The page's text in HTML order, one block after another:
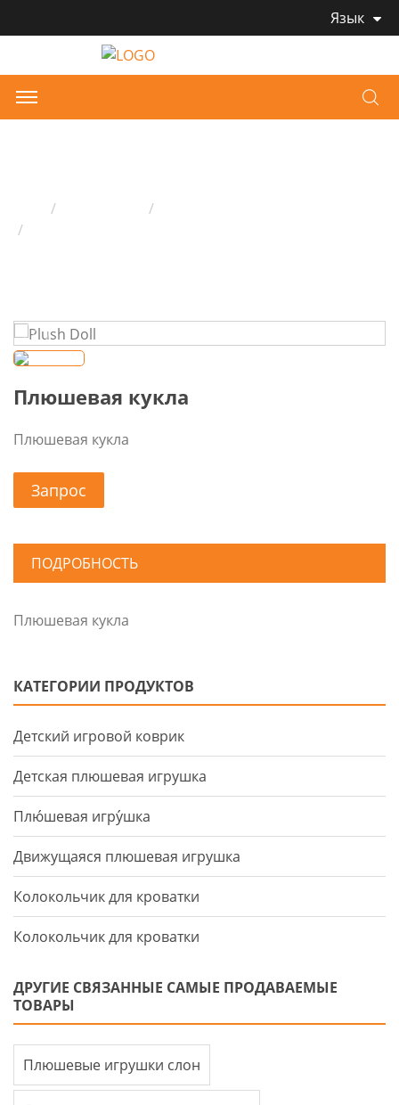
Язык
Плюшевая кукла
Плюшевая кукла
Запрос
ПОДРОБНОСТЬ
Плюшевая кукла
КАТЕГОРИИ ПРОДУКТОВ
Детский игровой коврик
Детская плюшевая игрушка
Плю́шевая игру́шка
Движущаяся плюшевая игрушка
Колокольчик для кроватки
Колокольчик для кроватки
ДРУГИЕ СВЯЗАННЫЕ САМЫЕ ПРОДАВАЕМЫЕ
ТОВАРЫ
Плюшевые игрушки слон